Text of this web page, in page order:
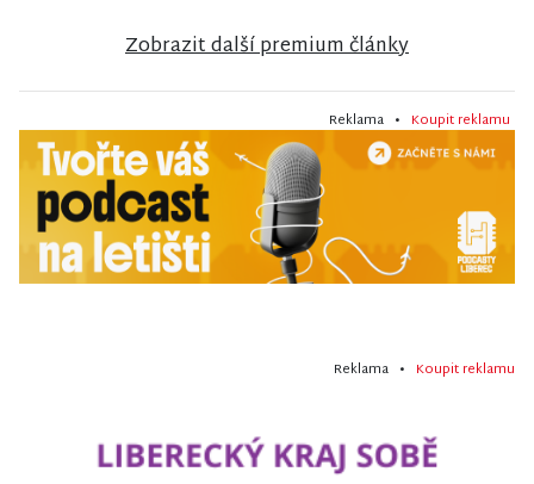
Zobrazit další premium články
Reklama • Koupit reklamu
Reklama • Koupit reklamu